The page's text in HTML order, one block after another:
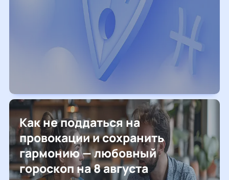
Как не поддаться на
провокации и сохранить
гармонию — любовный
гороскоп на 8 августа